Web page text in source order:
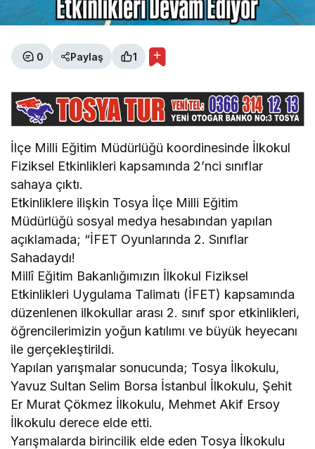
0 Paylaş 1
İlçe Milli Eğitim Müdürlüğü koordinesinde İlkokul
Fiziksel Etkinlikleri kapsamında 2’nci sınıflar
sahaya çıktı.
Etkinliklere ilişkin Tosya İlçe Milli Eğitim
Müdürlüğü sosyal medya hesabından yapılan
açıklamada; “İFET Oyunlarında 2. Sınıflar
Sahadaydı!
Millî Eğitim Bakanlığımızın İlkokul Fiziksel
Etkinlikleri Uygulama Talimatı (İFET) kapsamında
düzenlenen ilkokullar arası 2. sınıf spor etkinlikleri,
öğrencilerimizin yoğun katılımı ve büyük heyecanı
ile gerçekleştirildi.
Yapılan yarışmalar sonucunda; Tosya İlkokulu,
Yavuz Sultan Selim Borsa İstanbul İlkokulu, Şehit
Er Murat Çökmez İlkokulu, Mehmet Akif Ersoy
İlkokulu derece elde etti.
Yarışmalarda birincilik elde eden Tosya İlkokulu